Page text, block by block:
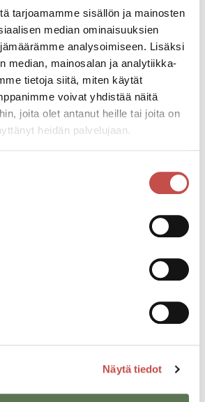
tarjoamamme sisällön ja mainosten
median ominaisuuksien
analysoimiseen. Lisäksi
median, mainosalan ja analytiikka-
tietoja siitä, miten käytät
voivat yhdistää näitä
joita olet antanut heille tai joita on
heidän palvelujaan.
Näytä tiedot